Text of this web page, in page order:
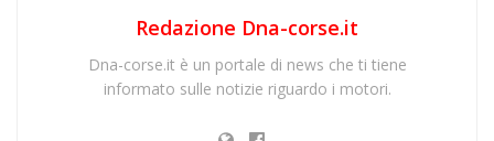
Redazione Dna-corse.it
Dna-corse.it è un portale di news che ti tiene
informato sulle notizie riguardo i motori.